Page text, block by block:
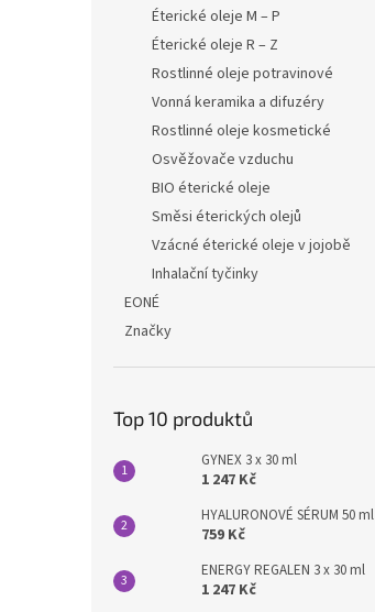
Éterické oleje M – P
Éterické oleje R – Z
Rostlinné oleje potravinové
Vonná keramika a difuzéry
Rostlinné oleje kosmetické
Osvěžovače vzduchu
BIO éterické oleje
Směsi éterických olejů
Vzácné éterické oleje v jojobě
Inhalační tyčinky
EONÉ
Značky
Top 10 produktů
GYNEX 3 x 30 ml
1 247 Kč
HYALURONOVÉ SÉRUM 50 ml
759 Kč
ENERGY REGALEN 3 x 30 ml
1 247 Kč